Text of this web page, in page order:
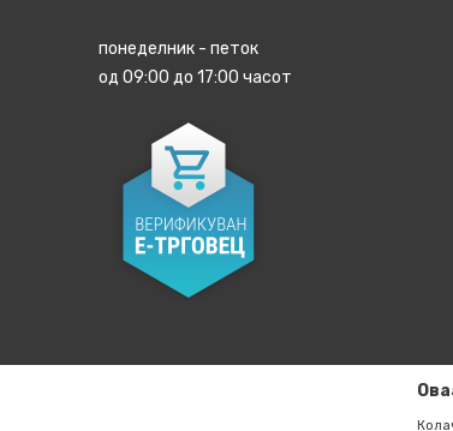
понеделник - петок
од 09:00 до 17:00 часот